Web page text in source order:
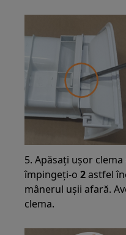
5. Apăsați ușor
împingeți-o2astfel
mânerul ușii afară.
clema.